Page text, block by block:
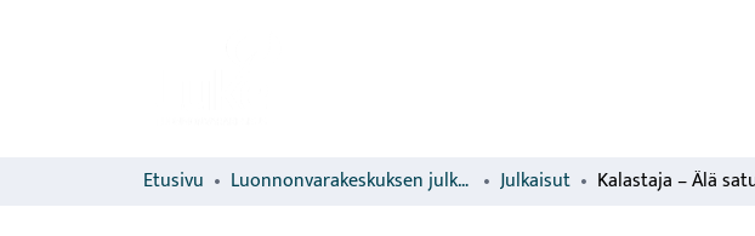
Etusivu Luonnonvarakeskuksen julkaisut Julkaisut Kalastaja – Älä